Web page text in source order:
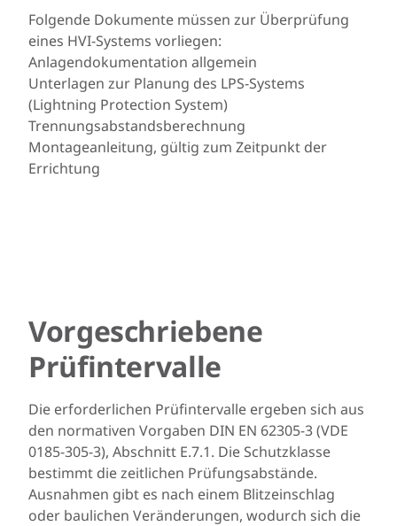
Folgende Dokumente müssen zur Überprüfung
eines HVI-Systems vorliegen:
Anlagendokumentation allgemein
Unterlagen zur Planung des LPS-Systems
(Lightning Protection System)
Trennungsabstandsberechnung
Montageanleitung, gültig zum Zeitpunkt der
Errichtung
Vorgeschriebene
Prüfintervalle
Die erforderlichen Prüfintervalle ergeben sich aus
den normativen Vorgaben DIN EN 62305-3 (VDE
0185-305-3), Abschnitt E.7.1. Die Schutzklasse
bestimmt die zeitlichen Prüfungsabstände.
Ausnahmen gibt es nach einem Blitzeinschlag
oder baulichen Veränderungen, wodurch sich die